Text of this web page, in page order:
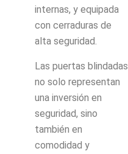
internas, y equipada
con cerraduras de
alta seguridad.
Las puertas blindadas
no solo representan
una inversión en
seguridad, sino
también en
comodidad y